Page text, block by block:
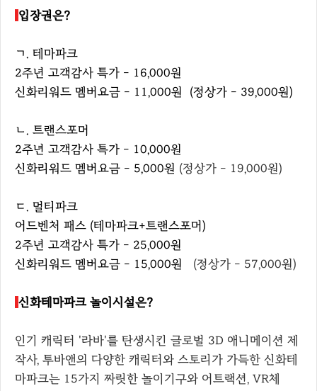
입장권은?
ㄱ. 테마파크
2주년 고객감사 특가 - 16,000원
신화리워드 멤버요금 - 11,000원 (정상가 - 39,000원)
ㄴ. 트랜스포머
2주년 고객감사 특가 - 10,000원
신화리워드 멤버요금 - 5,000원 (정상가 - 19,000원)
ㄷ. 멀티파크
어드벤처 패스 (테마파크+트랜스포머)
2주년 고객감사 특가 - 25,000원
신화리워드 멤버요금 - 15,000원
(정상가 - 57,000원)
신화테마파크 놀이시설은?
인기 캐릭터 '라바'를 탄생시킨 글로벌 3D 애니메이션 제
작사, 투바앤의 다양한 캐릭터와 스토리가 가득한 신화테
마파크는 15가지 짜릿한 놀이기구와 어트랙션, VR체